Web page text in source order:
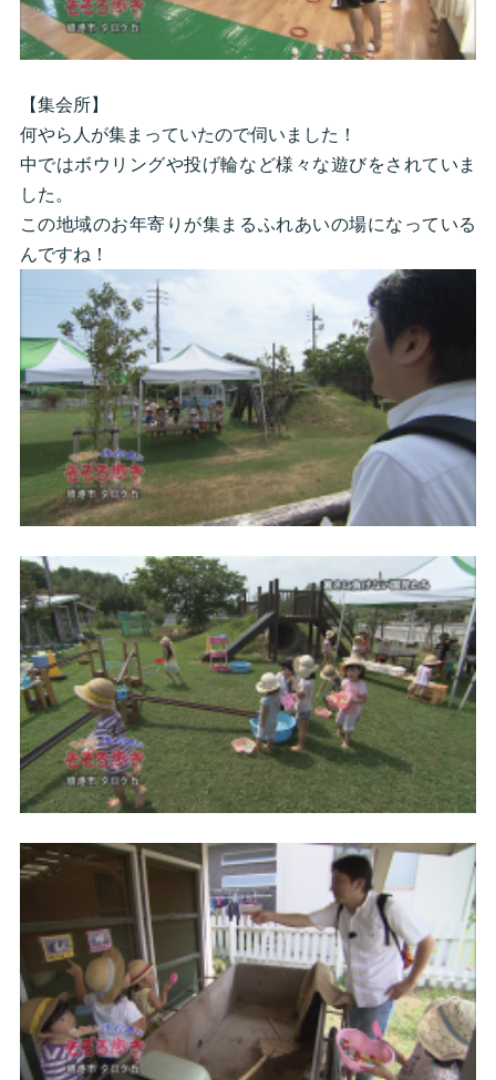
【集会所】
何やら人が集まっていたので伺いました！
中ではボウリングや投げ輪など様々な遊びをされていま
した。
この地域のお年寄りが集まるふれあいの場になっている
んですね！